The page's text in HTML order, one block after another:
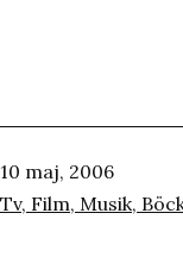
Publicerat
den
10 maj, 2006
Kategoriserat
Tv, Film, Musik,